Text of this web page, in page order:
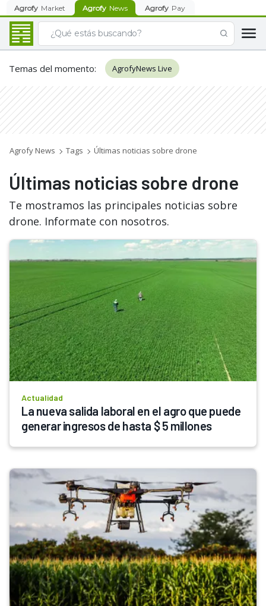
Agrofy Market Agrofy News Agrofy Pay
Temas del momento: AgrofyNews Live
Agrofy News Tags Últimas noticias sobre drone
Últimas noticias sobre drone
Te mostramos las principales noticias sobre
drone. Informate con nosotros.
Actualidad
La nueva salida laboral en el agro que puede
generar ingresos de hasta $ 5 millones